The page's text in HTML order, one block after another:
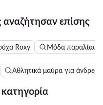
επίσης
Roxy Μόδα παραλίας
Αθλητικά μαύρα για άνδρες